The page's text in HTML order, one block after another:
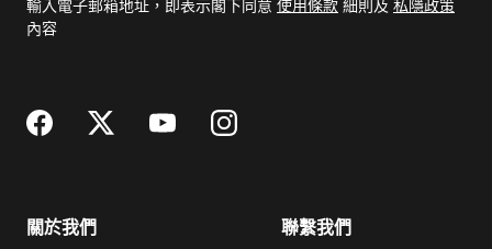
郵
輸入電子郵箱地址，即表示閣下同意 使用條款 細則及 私隱政策
內容
關於我們 聯繫我們